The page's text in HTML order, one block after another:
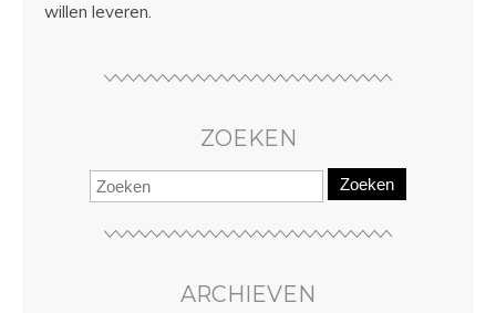
willen leveren.
ZOEKEN
Zoeken
ARCHIEVEN